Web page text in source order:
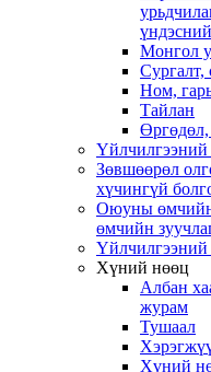
Монгол
Cургалт,
Ном,
Тайлан
Үйлчилгээний
Зөвшөөрөл
хүчингүй
Оюуны өмчийн
өмчийн
Үйлчилгээний
Хүний нөөц
Албан
журам
Тушаал
Хүний